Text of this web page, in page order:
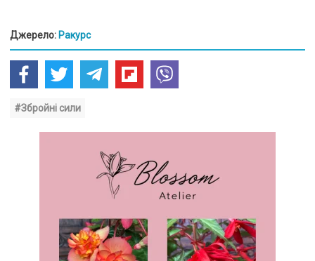
Джерело: Ракурс
#Збройні сили